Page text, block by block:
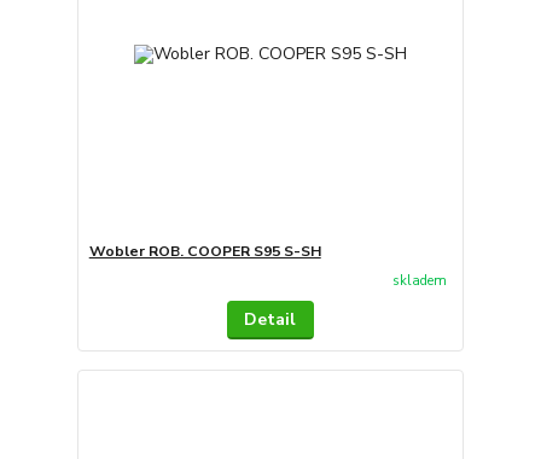
Wobler ROB. COOPER S95 S-SH
skladem
Detail